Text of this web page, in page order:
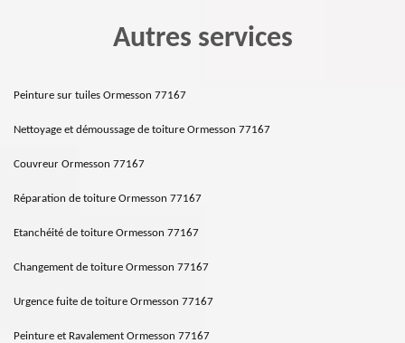
Autres services
Peinture sur tuiles Ormesson 77167
Nettoyage et démoussage de toiture Ormesson 77167
Couvreur Ormesson 77167
Réparation de toiture Ormesson 77167
Etanchéité de toiture Ormesson 77167
Changement de toiture Ormesson 77167
Urgence fuite de toiture Ormesson 77167
Peinture et Ravalement Ormesson 77167